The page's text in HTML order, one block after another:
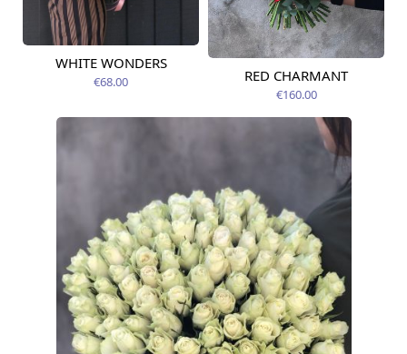
Pieejams šodien
WHITE WONDERS
€68.00 Pieejams šodien
RED CHARMANT
€160.00